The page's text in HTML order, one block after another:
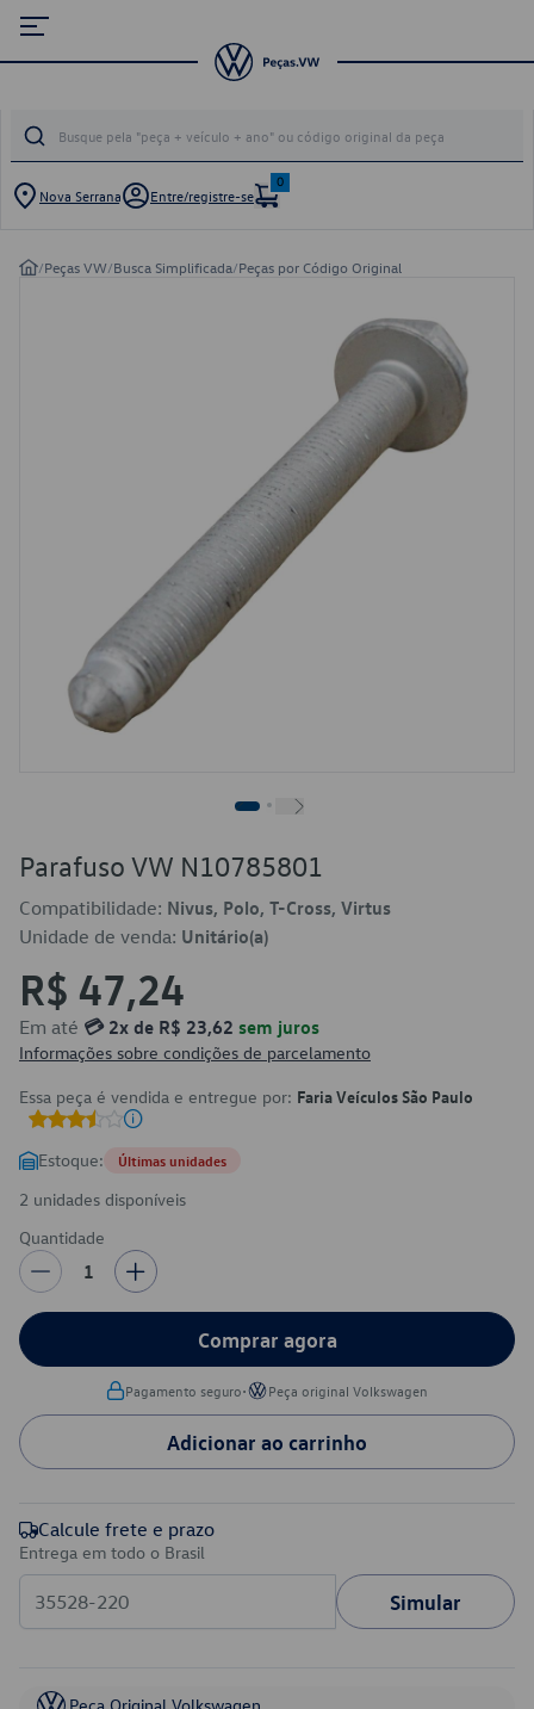
Nova Serrana Entre/registre-se
0
/Peças VW/Busca Simplificada/Peças por Código Original
Parafuso VW N10785801
Compatibilidade: Nivus, Polo, T-Cross, Virtus
Unidade de venda: Unitário(a)
R$ 47,24
Em até 💳 2x de R$ 23,62 sem juros
Informações sobre condições de parcelamento
Essa peça é vendida e entregue por: Faria Veículos São Paulo
Estoque: Últimas unidades
2 unidades disponíveis
Quantidade
1
Comprar agora
Pagamento seguro• Peça original Volkswagen
Adicionar ao carrinho
Calcule frete e prazo
Entrega em todo o Brasil
Simular